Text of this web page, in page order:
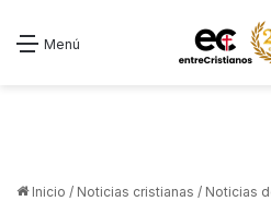
Menú
Inicio / Noticias cristianas / Noticias